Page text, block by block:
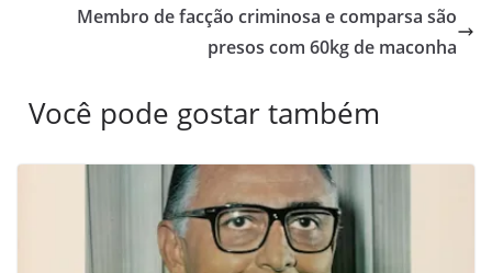
Membro de facção criminosa e comparsa são
presos com 60kg de maconha
Você pode gostar também